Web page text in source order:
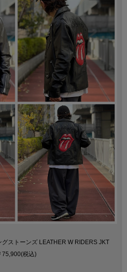
ストーンズ LEATHER W RIDERS JKT
75,900(税込)